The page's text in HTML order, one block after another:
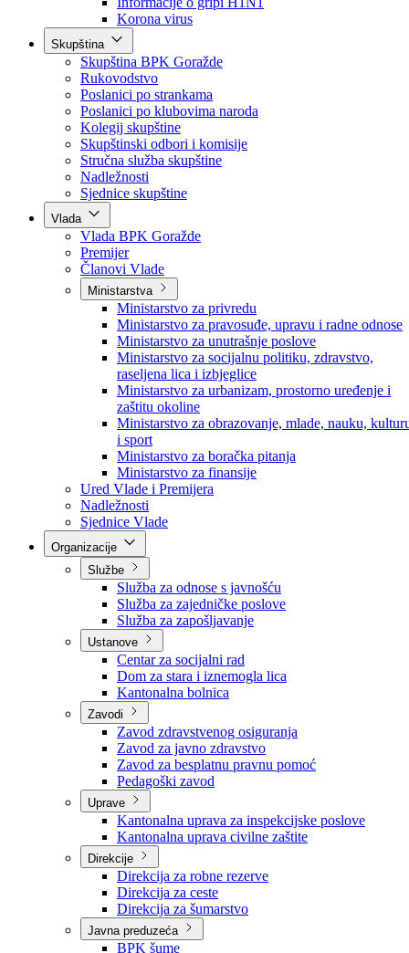
Izvještaj o radu
Izvještaj OC Uprave
Informacije o gripi H1N1
Korona virus
Skupština
Skupština BPK Goražde
Rukovodstvo
Poslanici po strankama
Poslanici po klubovima naroda
Kolegij skupštine
Skupštinski odbori i komisije
Stručna služba skupštine
Nadležnosti
Sjednice skupštine
Vlada
Vlada BPK Goražde
Premijer
Članovi Vlade
Ministarstva
Ministarstvo za privredu
Ministarstvo za pravosuđe, upravu i radne odnose
Ministarstvo za unutrašnje poslove
Ministarstvo za socijalnu politiku, zdravstvo,
raseljena lica i izbjeglice
Ministarstvo za urbanizam, prostorno uređenje i
zaštitu okoline
Ministarstvo za obrazovanje, mlade, nauku,
i sport
Ministarstvo za boračka pitanja
Ministarstvo za finansije
Ured Vlade i Premijera
Nadležnosti
Sjednice Vlade
Službe
Služba za odnose s javnošću
Služba za zajedničke poslove
Služba za zapošljavanje
Ustanove
Centar za socijalni rad
Dom za stara i iznemogla lica
Kantonalna bolnica
Zavodi
Zavod zdravstvenog osiguranja
Zavod za javno zdravstvo
Zavod za besplatnu pravnu pomoć
Pedagoški zavod
Uprave
Kantonalna uprava za inspekcijske poslove
Kantonalna uprava civilne zaštite
Direkcije
Direkcija za robne rezerve
Direkcija za ceste